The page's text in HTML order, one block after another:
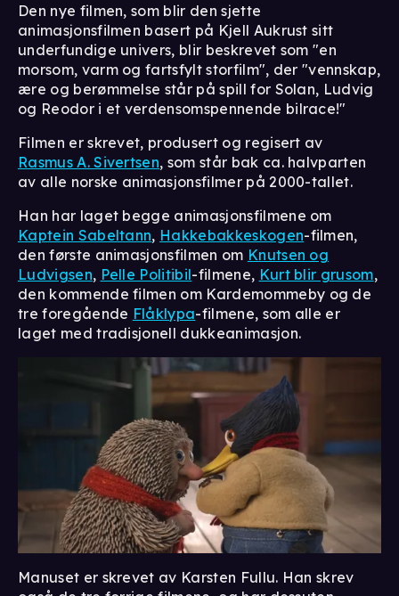
Den nye filmen, som blir den sjette
animasjonsfilmen basert på Kjell Aukrust sitt
underfundige univers, blir beskrevet som "en
morsom, varm og fartsfylt storfilm", der "vennskap,
ære og berømmelse står på spill for Solan, Ludvig
og Reodor i et verdensomspennende bilrace!"
Filmen er skrevet, produsert og regisert av
Rasmus A. Sivertsen, som står bak ca. halvparten
av alle norske animasjonsfilmer på 2000-tallet.
Han har laget begge animasjonsfilmene om
Kaptein Sabeltann, Hakkebakkeskogen-filmen,
den første animasjonsfilmen om Knutsen og
Ludvigsen, Pelle Politibil-filmene, Kurt blir grusom,
den kommende filmen om Kardemommeby og de
tre foregående Flåklypa-filmene, som alle er
laget med tradisjonell dukkeanimasjon.
Manuset er skrevet av Karsten Fullu. Han skrev